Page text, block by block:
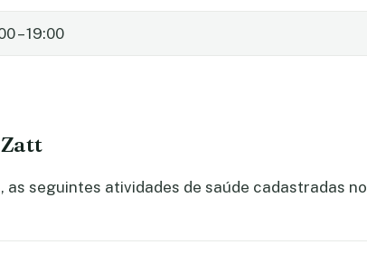
– 19:00
seguintes atividades de saúde cadastradas no